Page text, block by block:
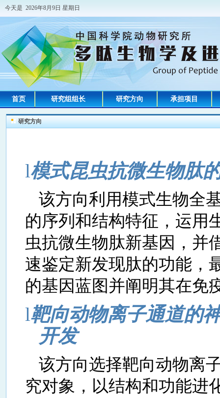
今天是 2026年8月9日 星期日
首页 研究组组长 研究方向 承担项目
研究方向
l模式昆虫抗微生物肽
该方向利用模式生物全
的序列和结构特征，运用
虫抗微生物肽新基因，并
速鉴定新发现肽的功能，
的基因蓝图并阐明其在免
l靶向动物离子通道的
开发
该方向选择靶向动物离
究对象，以结构和功能进